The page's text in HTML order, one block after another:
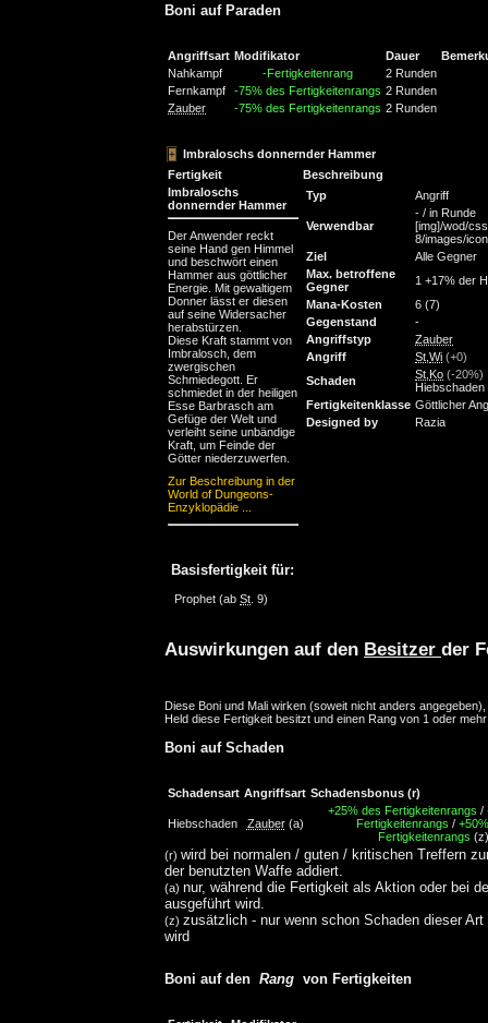
Boni auf Paraden
Angriffsart Modifikator Dauer
Nahkampf
-Fertigkeitenrang
2 Runden
Fernkampf
-75% des Fertigkeitenrangs 2 Runden
Zauber
-75% des Fertigkeitenrangs 2 Runden
Imbraloschs donnernder Hammer
Fertigkeit
Beschreibung
Imbraloschs
donnernder Hammer
Der Anwender reckt
seine Hand gen Himmel
und beschwört einen
Hammer aus göttlicher
Energie. Mit gewaltigem
Donner lässt er diesen
auf seine Widersacher
herabstürzen.
Diese Kraft stammt von
Imbralosch, dem
zwergischen
Schmiedegott. Er
schmiedet in der heiligen
Esse Barbrasch am
Gefüge der Welt und
verleiht seine unbändige
Kraft, um Feinde der
Götter niederzuwerfen.
Zur Beschreibung in der
World of Dungeons-
Enzyklopädie ...
Basisfertigkeit für:
Prophet (ab St . 9)
Typ Angriff
Verwendbar
- / in Runde
[img]/wod/
8/images/
Ziel
Alle Gegner
Max. betroffene
Gegner
1 +17% der
Mana-Kosten
6 (7)
Gegenstand
-
Angriffstyp
Zauber
Angriff
St Wi (+0)
Schaden
St Ko (-20%)
Hiebschaden
Fertigkeitenklasse Göttlicher
Designed by
Razia
Auswirkungen auf den Besitzer der
Diese Boni und Mali wirken (soweit nicht anders
Held diese Fertigkeit besitzt und einen Rang von 1 oder
Boni auf Schaden
Schadensart Angriffsart Schadensbonus (r)
Hiebschaden Zauber (a)
+25% des Fertigkeitenrangs /
Fertigkeitenrangs /
Fertigkeitenrangs (z)
(r) wird bei normalen / guten / kritischen Treffern
der benutzten Waffe addiert.
(a) nur, während die Fertigkeit als Aktion oder bei
ausgeführt wird.
(z) zusätzlich - nur wenn schon Schaden dieser Art
wird
Boni auf den Rang von Fertigkeiten